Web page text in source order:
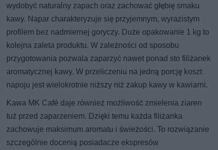
wydobyć naturalny zapach oraz zachować głębię smaku
kawy. Napar charakteryzuje się przyjemnym, wyrazistym
profilem bez nadmiernej goryczy. Duże opakowanie 1 kg to
kolejna zaleta produktu. W zależności od sposobu
przygotowania pozwala zaparzyć nawet ponad sto filiżanek
aromatycznej kawy. W przeliczeniu na jedną porcję koszt
napoju jest wielokrotnie niższy niż zakup kawy w kawiarni.
Kawa MK Café daje również możliwość zmielenia ziaren
tuż przed zaparzeniem. Dzięki temu każda filiżanka
zachowuje maksimum aromatu i świeżości. To rozwiązanie
szczególnie docenią posiadacze ekspresów